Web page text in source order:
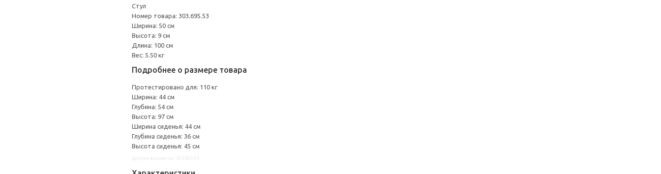
Стул
Номер товара: 303.695.53
Ширина: 50 см
Высота: 9 см
Длина: 100 см
Вес: 5.50 кг
Подробнее о размере товара
Протестировано для: 110 кг
Ширина: 44 см
Глубина: 54 см
Высота: 97 см
Ширина сиденья: 44 см
Глубина сиденья: 36 см
Высота сиденья: 45 см